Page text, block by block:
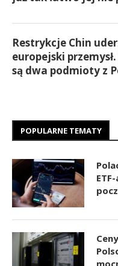
Restrykcje Chin
europejski
są dwa podmioty z
POPULARNE TEMATY